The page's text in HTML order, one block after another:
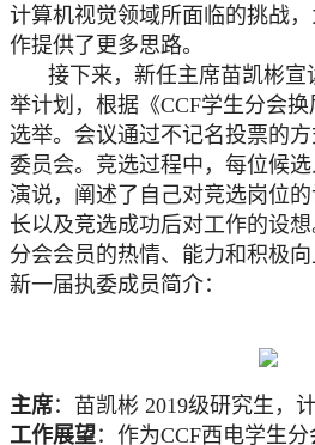
计算机视觉领域所面临的挑战
作提供了更多思路。
接下来，新任主席苗凯彬
举计划，根据《CCF学生分会
选举。会议通过不记名投票的
委员会。竞选过程中，每位候
演说，阐述了自己对竞选岗位
长以及竞选成功后对工作的设
分会会员的热情、能力和积极向
新一届执委成员简介：
主席：苗凯彬 2019级研究生，
工作展望：作为CCF西电学生分